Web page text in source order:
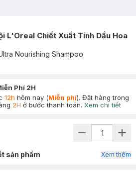
L'Oreal Chiết Xuất Tinh Dầu Hoa
Nourishing Shampoo
Phí 2H
12h hôm nay (Miễn phí). Đặt hàng trong
2H ở bước thanh toán. Xem chi tiết
sản phẩm Xem thêm